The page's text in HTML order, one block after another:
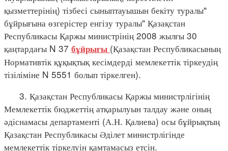
қызметтерінің) тізбесі сыныптауышын бекіту туралы"
бұйрығына өзгерістер енгізу туралы" Қазақстан
Республикасы Қаржы министрінің 2008 жылғы 30
қаңтардағы N 37 бұйрығы (Қазақстан Республикасының
Нормативтік құқықтық кесімдерді мемлекеттік тіркеудің
тізіліміне N 5551 болып тіркелген).
3. Қазақстан Республикасы Қаржы министрлігінің
Мемлекеттік бюджеттің атқарылуын талдау және оның
әдіснамасы департаменті (А.Н. Қалиева) осы бұйрықтың
Қазақстан Республикасы Әділет министрлігінде
мемлекеттік тіркелуін қамтамасыз етсін.